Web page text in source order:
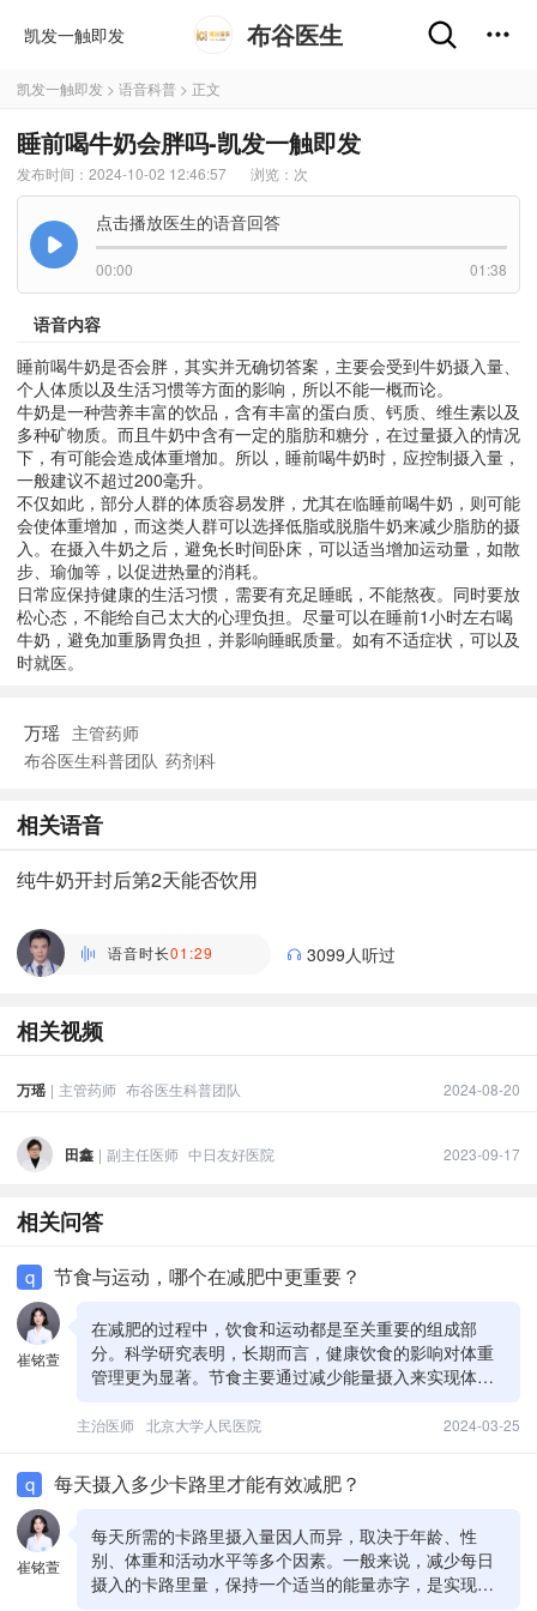
凯发一触即发 布谷医生
凯发一触即发 > 语音科普 > 正文
睡前喝牛奶会胖吗-凯发一触即发
发布时间：2024-10-02 12:46:57 浏览： 次
点击播放医生的语音回答
00:00 01:38
语音内容
睡前喝牛奶是否会胖，其实并无确切答案，主要会受到牛奶摄入量、
个人体质以及生活习惯等方面的影响，所以不能一概而论。
牛奶是一种营养丰富的饮品，含有丰富的蛋白质、钙质、维生素以及
多种矿物质。而且牛奶中含有一定的脂肪和糖分，在过量摄入的情况
下，有可能会造成体重增加。所以，睡前喝牛奶时，应控制摄入量，
一般建议不超过200毫升。
不仅如此，部分人群的体质容易发胖，尤其在临睡前喝牛奶，则可能
会使体重增加，而这类人群可以选择低脂或脱脂牛奶来减少脂肪的摄
入。在摄入牛奶之后，避免长时间卧床，可以适当增加运动量，如散
步、瑜伽等，以促进热量的消耗。
日常应保持健康的生活习惯，需要有充足睡眠，不能熬夜。同时要放
松心态，不能给自己太大的心理负担。尽量可以在睡前1小时左右喝
牛奶，避免加重肠胃负担，并影响睡眠质量。如有不适症状，可以及
时就医。
万瑶 主管药师
布谷医生科普团队 药剂科
相关语音
纯牛奶开封后第2天能否饮用
副主任医师 | 全科 深圳市宝安区人民医院
语音时长01:29 3099人听过
相关视频
万瑶 | 主管药师 布谷医生科普团队 2024-08-20
田鑫 | 副主任医师 中日友好医院 2023-09-17
相关问答
q 节食与运动，哪个在减肥中更重要？
崔铭萱
在减肥的过程中，饮食和运动都是至关重要的组成部
分。科学研究表明，长期而言，健康饮食的影响对体重
管理更为显著。节食主要通过减少能量摄入来实现体重
代谢率、增加肌肉质量等方面有重要作用。一个有效的
氏大数据b30的服务可以基于个人情况提供定制化饮食建
议，同时结合伊身轻等产品辅助减肥，帮助客户实现持
平衡点，并持之以恒。然而，建议在开始使用任何新的
减肥产品之前，咨询医生或营养师以确保它适合您的具
体需求。
主治医师 北京大学人民医院 2024-03-25
q 每天摄入多少卡路里才能有效减肥？
崔铭萱
每天所需的卡路里摄入量因人而异，取决于年龄、性
别、体重和活动水平等多个因素。一般来说，减少每日
摄入的卡路里量，保持一个适当的能量赤字，是实现减